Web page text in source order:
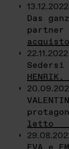
Das
partner
Sedersi
HENRIK,
letto